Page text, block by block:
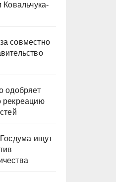
Ковальчука-
совместно
одобряет
рекреацию
ищут